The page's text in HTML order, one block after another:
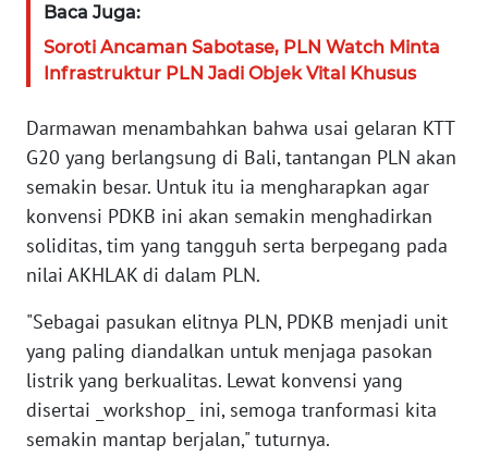
Baca Juga:
Soroti Ancaman Sabotase, PLN Watch Minta
Infrastruktur PLN Jadi Objek Vital Khusus
Darmawan menambahkan bahwa usai gelaran KTT
G20 yang berlangsung di Bali, tantangan PLN akan
semakin besar. Untuk itu ia mengharapkan agar
konvensi PDKB ini akan semakin menghadirkan
soliditas, tim yang tangguh serta berpegang pada
nilai AKHLAK di dalam PLN.
"Sebagai pasukan elitnya PLN, PDKB menjadi unit
yang paling diandalkan untuk menjaga pasokan
listrik yang berkualitas. Lewat konvensi yang
disertai _workshop_ ini, semoga tranformasi kita
semakin mantap berjalan," tuturnya.
WN
JAMBI
SULTRA
WN
SULTENG
SULBAR
WN
BABEL